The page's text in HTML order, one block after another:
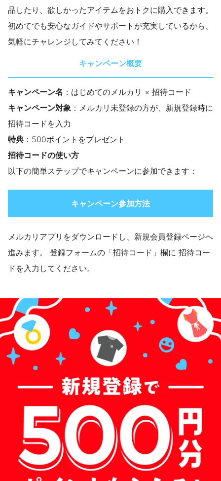
品したり、欲しかったアイテムをおトクに購入できます。
初めてでも安心なガイドやサポートが充実しているから、
気軽にチャレンジしてみてください！
キャンペーン概要
キャンペーン名 ：はじめてのメルカリ × 招待コード
キャンペーン対象 ：メルカリ未登録の方が、新規登録時に
招待コードを入力
特典 ：500ポイントをプレゼント
招待コードの使い方
以下の簡単ステップでキャンペーンに参加できます：
キャンペーン参加方法
メルカリアプリをダウンロードし、新規会員登録ページへ
進みます。 登録フォームの「招待コード」欄に 招待コー
ドを入力してください。